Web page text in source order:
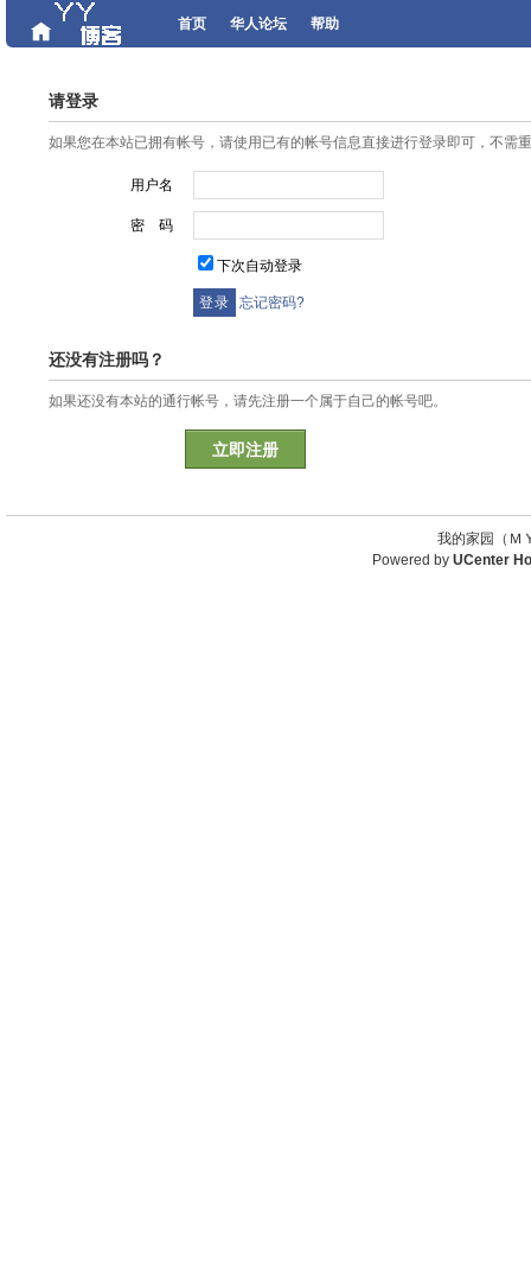
首页 华人论坛 帮助
请登录
如果您在本站已拥有帐号，请使用已有的帐号信息直接进行登录即可，不需
用户名
密 码
下次自动登录
忘记密码?
还没有注册吗？
如果还没有本站的通行帐号，请先注册一个属于自己的帐号吧。
立即注册
我的家园（
Powered by UCenter